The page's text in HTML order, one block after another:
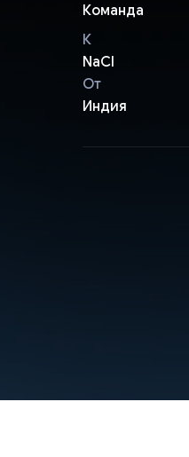
Команда
К
NaCl
От
Индия